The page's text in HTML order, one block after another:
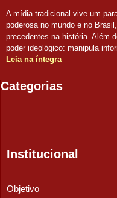
A mídia tradicional vive um
poderosa no mundo e no
precedentes na história. Além
poder ideológico: manipula
Leia na íntegra
Categorias
Institucional
Objetivo